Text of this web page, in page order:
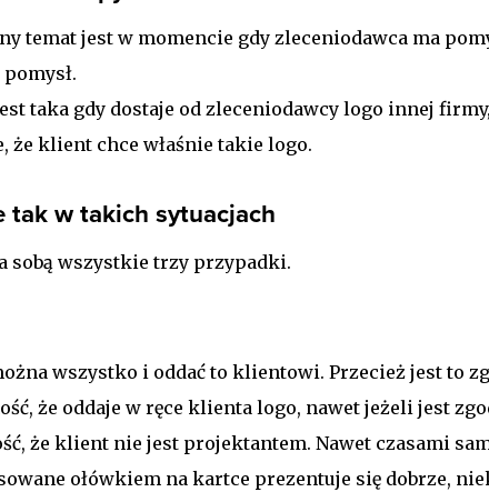
temat jest w momencie gdy zleceniodawca ma
taka gdy dostaje od zleceniodawcy logo innej
klient chce właśnie takie logo.
tak w takich sytuacjach
sobą wszystkie trzy przypadki.
wszystko i oddać to klientowi. Przecież jest to
że oddaje w ręce klienta logo, nawet jeżeli jest
że klient nie jest projektantem. Nawet czasami
ołówkiem na kartce prezentuje się dobrze,